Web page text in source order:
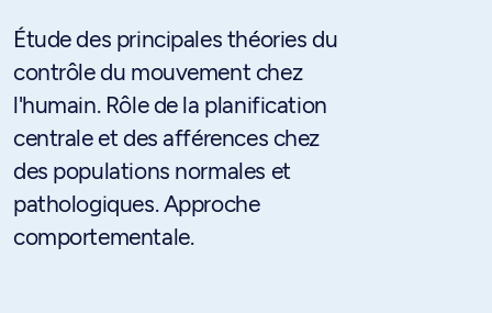
Étude des principales théories du
contrôle du mouvement chez
l'humain. Rôle de la planification
centrale et des afférences chez
des populations normales et
pathologiques. Approche
comportementale.